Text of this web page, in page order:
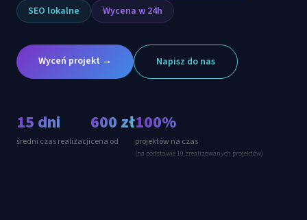
SEO lokalne
Wycena w 24h
Wyceń projekt → Napisz do nas
15 dni
średni czas realizacji
600 zł
cena od
100%
projektów na czas
(na podstawie 10 zrealizowanych projektów)